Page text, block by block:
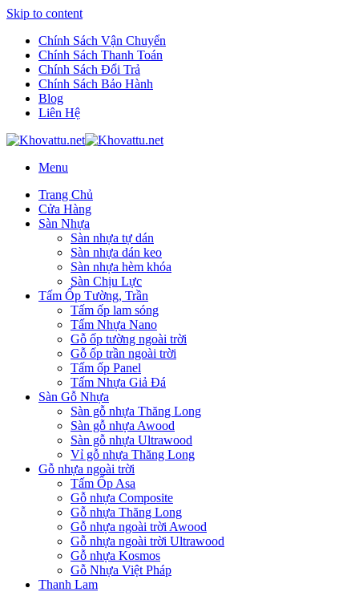
Skip to content
Chính Sách Vận Chuyển
Chính Sách Thanh Toán
Chính Sách Đổi Trả
Chính Sách Bảo Hành
Blog
Liên Hệ
Menu
Trang Chủ
Cửa Hàng
Sàn Nhựa
Sàn nhựa tự dán
Sàn nhựa dán keo
Sàn nhựa hèm khóa
Sàn Chịu Lực
Tấm Ốp Tường, Trần
Tấm ốp lam sóng
Tấm Nhựa Nano
Gỗ ốp tường ngoài trời
Gỗ ốp trần ngoài trời
Tấm ốp Panel
Tấm Nhựa Giả Đá
Sàn Gỗ Nhựa
Sàn gỗ nhựa Thăng Long
Sàn gỗ nhựa Awood
Sàn gỗ nhựa Ultrawood
Vỉ gỗ nhựa Thăng Long
Gỗ nhựa ngoài trời
Tấm Ốp Asa
Gỗ nhựa Composite
Gỗ nhựa Thăng Long
Gỗ nhựa ngoài trời Awood
Gỗ nhựa ngoài trời Ultrawood
Gỗ nhựa Kosmos
Gỗ Nhựa Việt Pháp
Thanh Lam